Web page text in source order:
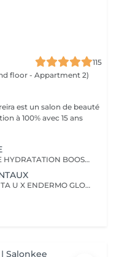
115
floor - Appartment 2)
est un salon de beauté
à 100% avec 15 ans
S O I N S V I S A G E - S I G N AT U R E HYDRATATION BOOSTER > Ce soin stimule la production d'acide hyaluronique pour une hydratation intense, redonnant à la peau un aspect repulpé et lissé tout en la protégeant des agressions extérieures et du vieillissement cutané. PRO LIFT > Ce soin anti-âge complet (visage, cou, décolleté, mains) se distingue par sa combinaison unique d'exfoliations, de stimulation cellulaire mécanique et de manuvres facialistes exclusives. Il uniformise et illumine le teint, tout en liftant et redessinant les contours du visage. En comblant visiblement les rides et en renforçant la fermeté de la peau, ce soin révèle un épiderme plus lisse, lifté et rajeuni. RÉNOVATEUR PEAU NEUVE > Ce soin avancé associe une double exfoliation mécanique et chimique du visage et du cou, permettant un nettoyage en profondeur de l'épiderme. Il favorise l'élimination des toxines et stimule le renouvellement cellulaire pour retrouver une peau saine, uniforme et lumineuse. BILAN PERSONNALISÉ Tout programme de soin endermologie® visage commence par un bilan ultra-précis, avec l'application professionnelle ENDERMOLINK. Il se déroule en trois étapes clés : 1. Décryptage de votre mode de vie 2. Analyse pointue de l'état de votre peau 3. Création de votre programme sur-mesure
S O I N S V I S A G E F O N D A M E N TA U X ENDERMO GLOW BOOSTER > En relançant la micro-circulation et le système lymphatique (élimination des toxines), ce soin permet de lisser les traits de fatigue, d'atténuer les poches et cernes et de retrouver un teint éclatant. ENDERMO PRÉVENTION CELLULAIRE > En stimulant la production naturelle de collagène, d'élastine et d'acide hyaluronique, ce soin prévient l'apparition des premières rides et renforce la protection de la peau contre le vieillissement cutané. ENDERMO REPULP > Ce soin lisse les rides et ridules du visage, du cou et du décolleté tout en redensifiant la peau pour restaurer des volumes harmonieux au visage. ENDERMO REGARD & LÈVRES > Ce soin anti-âge ciblé estompe les poches et les cernes, lisse les rides du contour des yeux et de la bouche, repulpe les lèvres et rehausse les paupières pour ouvrir et défatiguer le regard. DÉCOUVERTE > Ce soin propose une introduction à la technique endermologie® tout en relançant la microcirculation pour booster l'éclat du visage.